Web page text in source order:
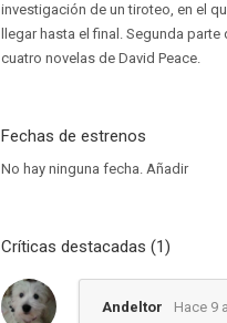
investigación de un tiroteo, en el
llegar hasta el final. Segunda
cuatro novelas de David Peace.
Fechas de estrenos
No hay ninguna fecha. Añadir
Críticas destacadas (1)
Andeltor Hace 9